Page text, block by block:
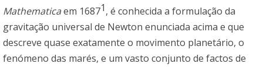
Mathematicaem 16871, é conhecida a formulação da
gravitação universal de Newton enunciada acima e que
descreve quase exatamente o movimento planetário, o
fenómeno das marés, e um vasto conjunto de factos de